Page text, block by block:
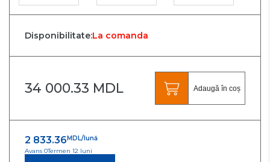
Disponibilitate:La comanda
34 000.33 MDL Adaugă în coș
2 833.36 MDL/lună
Avans 0Termen 12 luni